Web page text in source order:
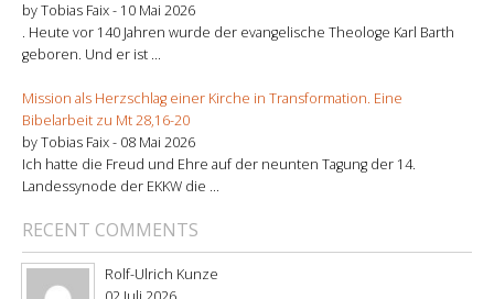
by Tobias Faix - 10 Mai 2026
. Heute vor 140 Jahren wurde der evangelische Theologe Karl Barth
geboren. Und er ist ...
Mission als Herzschlag einer Kirche in Transformation. Eine
Bibelarbeit zu Mt 28,16-20
by Tobias Faix - 08 Mai 2026
Ich hatte die Freud und Ehre auf der neunten Tagung der 14.
Landessynode der EKKW die ...
RECENT COMMENTS
Rolf-Ulrich Kunze